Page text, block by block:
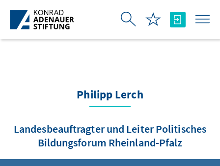
Ugrás a fő tartalomhoz
Philipp Lerch
Landesbeauftragter und Leiter Politisches
Bildungsforum Rheinland-Pfalz